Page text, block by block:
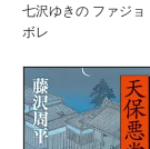
七沢ゆきの ファジョ
ボレ